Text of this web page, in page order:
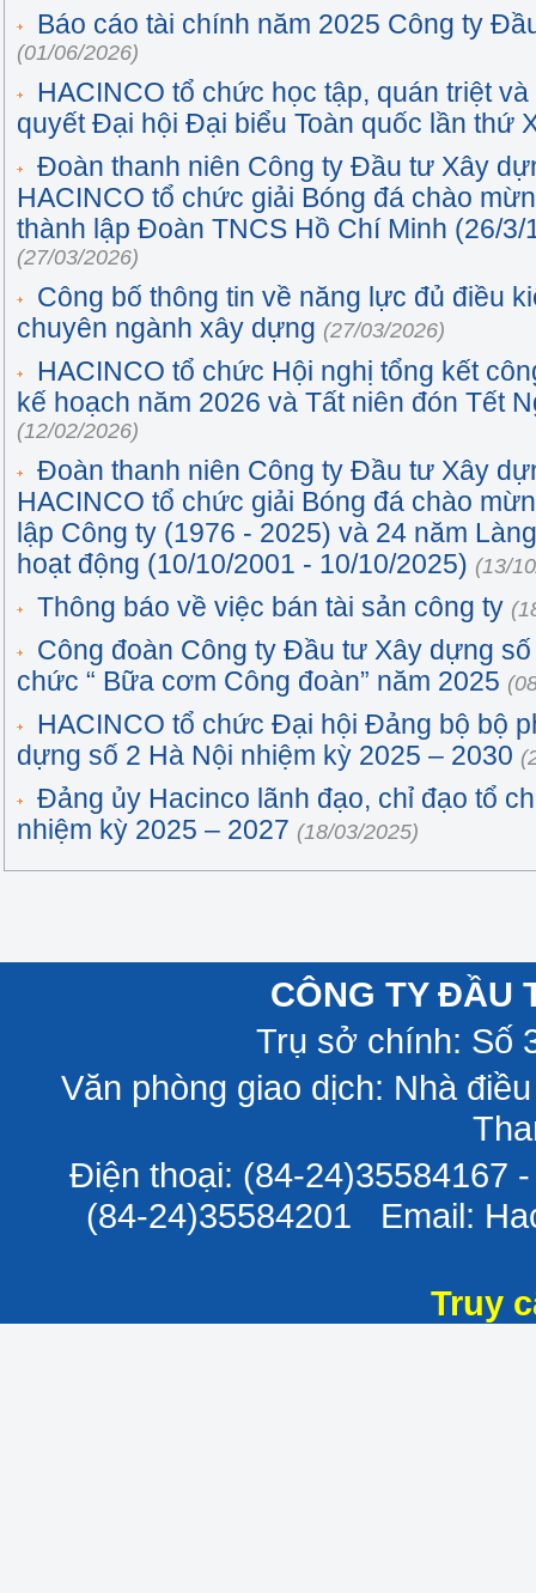
Báo cáo tài chính năm 2025 Công ty
(01/06/2026)
HACINCO tổ chức học tập, quán triệt
quyết Đại hội Đại biểu Toàn quốc lần thứ
Đoàn thanh niên Công ty Đầu tư Xây
HACINCO tổ chức giải Bóng đá chào
thành lập Đoàn TNCS Hồ Chí Minh (26/3/
(27/03/2026)
Công bố thông tin về năng lực đủ điều
chuyên ngành xây dựng (27/03/2026)
HACINCO tổ chức Hội nghị tổng kết
kế hoạch năm 2026 và Tất niên đón Tết
(12/02/2026)
Đoàn thanh niên Công ty Đầu tư Xây
HACINCO tổ chức giải Bóng đá chào
lập Công ty (1976 - 2025) và 24 năm
hoạt động (10/10/2001 - 10/10/2025) (13/
Thông báo về việc bán tài sản công ty
Công đoàn Công ty Đầu tư Xây dựng
chức “ Bữa cơm Công đoàn” năm 2025
HACINCO tổ chức Đại hội Đảng bộ bộ
dựng số 2 Hà Nội nhiệm kỳ 2025 – 2030
Đảng ủy Hacinco lãnh đạo, chỉ đạo tổ
nhiệm kỳ 2025 – 2027 (18/03/2025)
CÔNG TY ĐẦU
Trụ sở chính: Số
Văn phòng giao dịch: Nhà
Điện thoại: (84-24)35584167
(84-24)35584201 Email:
Truy